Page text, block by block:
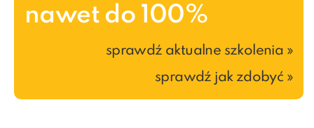
nawet do 100%
sprawdź aktualne szkolenia »
sprawdź jak zdobyć »